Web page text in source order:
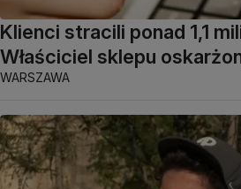
Klienci stracili ponad 1,1
Właściciel sklepu
WARSZAWA